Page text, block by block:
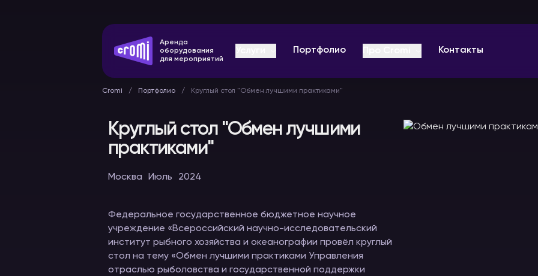
Аренда
оборудования
для мероприятий
синхронного
Портфолио
Отзывы
Контакты
Cromi Портфолио Круглый стол "Обмен лучшими практиками"
Круглый стол "Обмен лучшими
практиками"
Москва Июль 2024
Федеральное государственное бюджетное научное
учреждение «Всероссийский научно-исследовательский
институт рыбного хозяйства и океанографии провёл круглый
стол на тему «Обмен лучшими практиками Управления
отраслью рыболовства и государственной поддержки